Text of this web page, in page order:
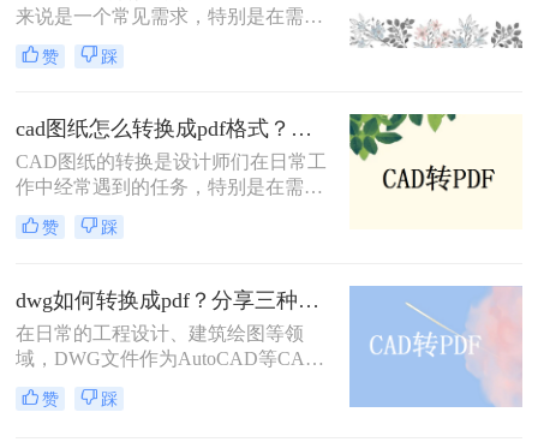
助用户根据自己的需求选择最适合的
转换方式。
来说是一个常见需求，特别是在需要
将图纸分享给不同平台或设备上的团
队成员时。PDF格式因其兼容性和稳
择。那么怎么把cad图纸转换成pdf
呢？本文将介绍四种将CAD图纸转换
为PDF的方法。
赞 踩
cad图纸怎么转换成pdf格式？教你三招解决！
CAD图纸的转换是设计师们在日常工
作中经常遇到的任务，特别是在需要
将设计成果分享给客户或团队成员
时，PDF格式因其广泛的兼容性和出
么转换成pdf格式呢？本文将介绍三种
将CAD图纸转换成PDF格式的方法。
赞 踩
dwg如何转换成pdf？分享三种常用的转换方法！
在日常的工程设计、建筑绘图等领
域，DWG文件作为AutoCAD等CAD
软件的标准文件格式，广泛应用于图
纸的创建和编辑。然而，为了更方便
赞 踩